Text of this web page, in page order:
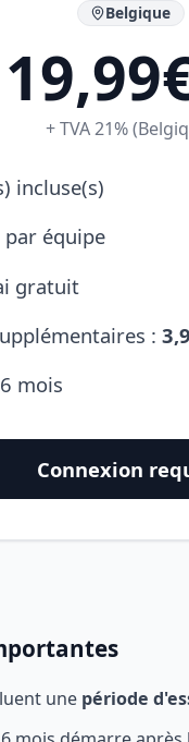
Belgique
+ TVA 21%
incluse(s)
équipe
gratuit
:
mois
Connexion
une période